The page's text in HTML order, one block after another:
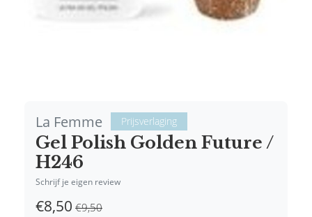
La Femme Prijsverlaging
Gel Polish Golden Future /
H246
Schrijf je eigen review
€8,50 €9,50